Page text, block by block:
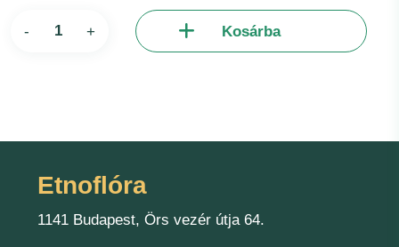
- + Kosárba
Etnoflóra
1141 Budapest, Örs vezér útja 64.